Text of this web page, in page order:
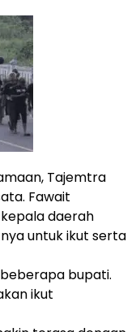
Tajemtra
Fawait
daerah
untuk ikut serta
bupati.
ikut